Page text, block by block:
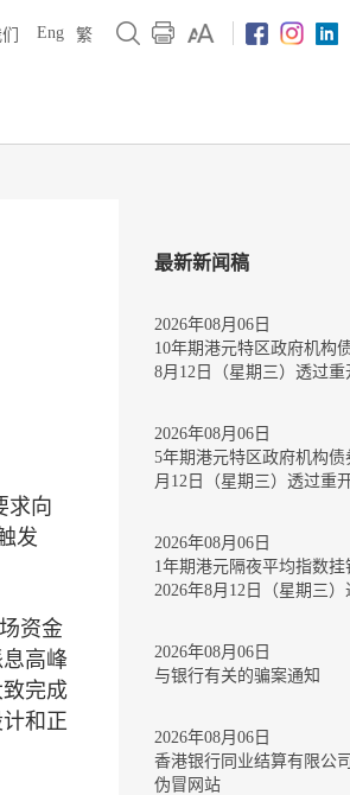
Eng 繁
求向
发
资金
高峰
完成
和正
最新新闻稿
2026年08月06日
10年期港元特区政府机构
8月12日（星期三）透过
2026年08月06日
5年期港元特区政府机构债
月12日（星期三）透过重
2026年08月06日
1年期港元隔夜平均指数
2026年8月12日（星期三
2026年08月06日
与银行有关的骗案通知
2026年08月06日
香港银行同业结算有限公
伪冒网站